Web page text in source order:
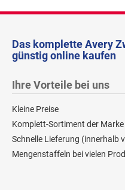
Das komplette Avery
günstig online kaufen
Ihre Vorteile bei uns
Kleine Preise
Komplett-Sortiment der
Schnelle Lieferung (innerhalb
Mengenstaffeln bei vielen